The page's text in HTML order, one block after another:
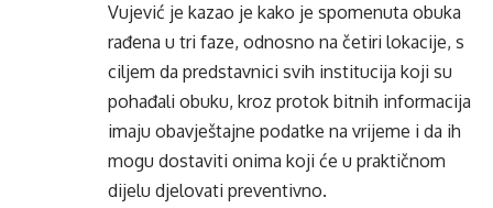
Vujević je kazao je kako je spomenuta obuka
rađena u tri faze, odnosno na četiri lokacije, s
ciljem da predstavnici svih institucija koji su
pohađali obuku, kroz protok bitnih informacija
imaju obavještajne podatke na vrijeme i da ih
mogu dostaviti onima koji će u praktičnom
dijelu djelovati preventivno.